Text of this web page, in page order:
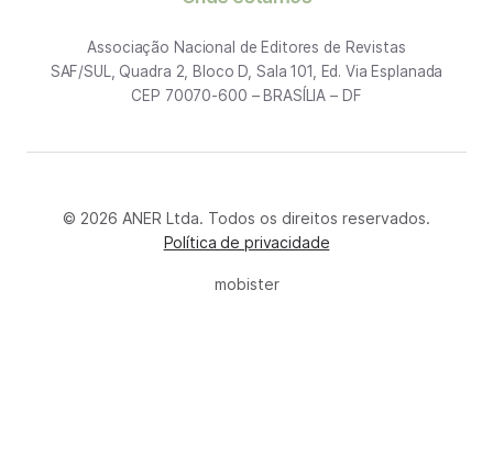
Associação Nacional de Editores de Revistas
SAF/SUL, Quadra 2, Bloco D, Sala 101, Ed. Via Esplanada
CEP 70070-600 – BRASÍLIA – DF
© 2026 ANER Ltda. Todos os direitos reservados.
Política de privacidade
mobister